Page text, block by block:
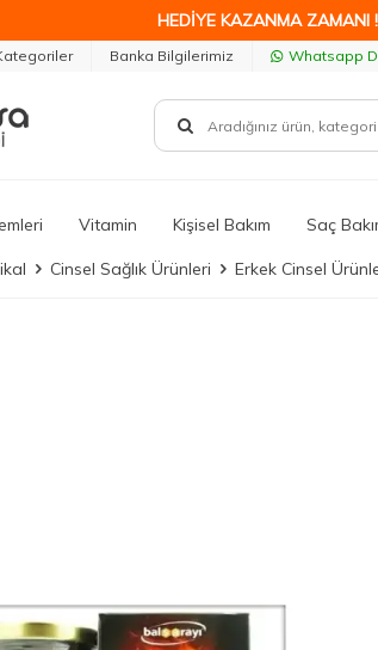
HEDİYE KAZANMA ZAMANI
Banka Bilgilerimiz Whatsapp
Vitamin Kişisel Bakım Saç
Cinsel Sağlık Ürünleri Erkek Cinsel